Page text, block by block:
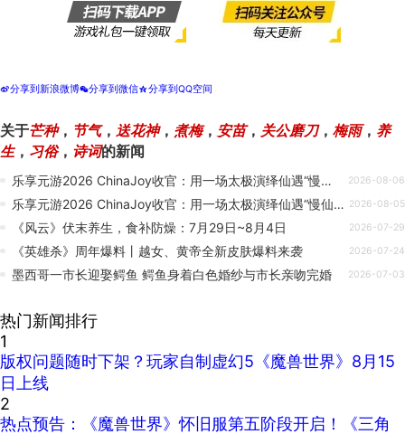
t分享到新浪微博w分享到微信z分享到QQ空间
关于芒种， 节气， 送花神， 煮梅， 安苗， 关公磨刀， 梅雨， 养
生， 习俗， 诗词的新闻
乐享元游2026 ChinaJoy收官：用一场太极演绎仙遇“慢仙侠” 2026-08-06
乐享元游2026 ChinaJoy收官：用一场太极演绎仙遇“慢仙侠” 2026-08-05
《风云》伏末养生，食补防燥：7月29日~8月4日 2026-07-29
《英雄杀》周年爆料丨越女、黄帝全新皮肤爆料来袭 2026-07-24
墨西哥一市长迎娶鳄鱼 鳄鱼身着白色婚纱与市长亲吻完婚 2026-07-03
热门新闻排行
1
版权问题随时下架？玩家自制虚幻5《魔兽世界》8月15
日上线
2
热点预告：《魔兽世界》怀旧服第五阶段开启！《三角